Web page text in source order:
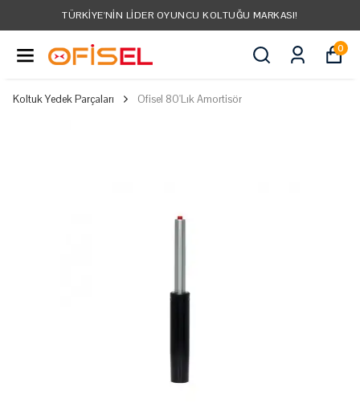
TÜRKIYE'NIN LIDER OYUNCU KOLTUĞU MARKASI!
0
Koltuk Yedek Parçaları Ofisel 80'Lık Amortisör